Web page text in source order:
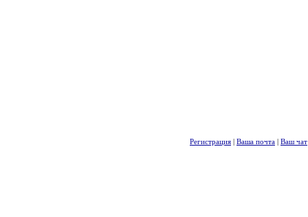
Регистрация | Ваша почта | Ваш чат